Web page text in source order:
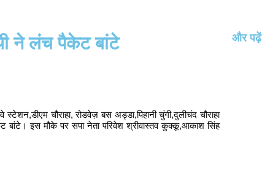
ने लंच पैकेट बांटे
चौराहा, रोडवेज़ बस अड्डा,पिहानी चुंगी,दुलीचंद चौराहा
इस मौके पर सपा नेता परिवेश श्रीवास्तव कुक्कू,आकाश सिंह
और पढ़ें